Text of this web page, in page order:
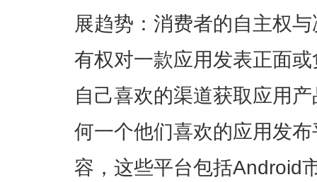
展趋势：消费者的自主权
有权对一款应用发表正面
自己喜欢的渠道获取应用
何一个他们喜欢的应用发
容，这些平台包括Android